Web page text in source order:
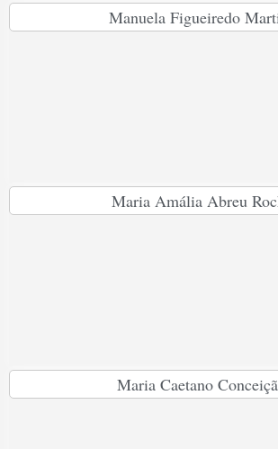
Manuela Figueiredo
Maria Amália Abreu
Maria Caetano